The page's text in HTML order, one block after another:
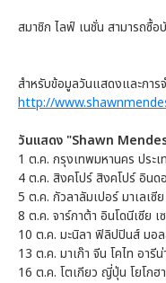
สมาชิก ไลฟ์ เนชั่น สามารถซื้อ
สำหรับข้อมูลวันแสดงและการ
http://
วันแสดง "Shawn
1 ต.ค. กรุงเทพมหานคร ประ
4 ต.ค. สิงคโปร์ สิงคโปร์ อินด
5 ต.ค. กัวลาลัมเปอร์ มาเลเซี
8 ต.ค. จาร์กาต้า อินโดนีเซีย
10 ต.ค. มะนิลา ฟิลิปปินส์ มอ
13 ต.ค. มาเก๊า จีน โคไท อารีน่
16 ต.ค. โตเกียว ญี่ปุ่น โยโกฮ